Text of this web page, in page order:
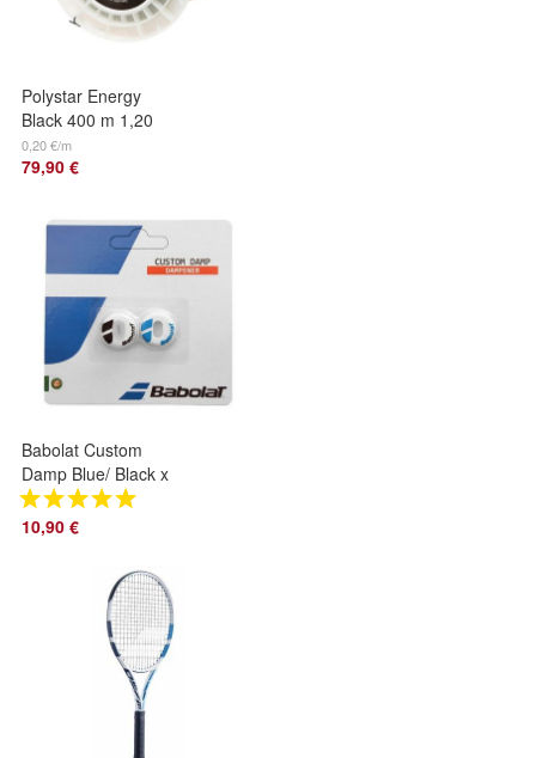
Polystar Energy
Black 400 m 1,20
mm
0,20 €/m
79,90 €
Babolat Custom
Damp Blue/ Black x
2
10,90 €